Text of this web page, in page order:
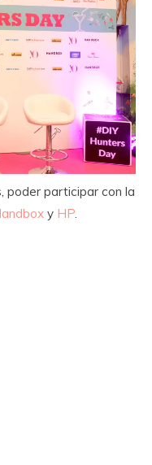
poder participar con la
y HP.